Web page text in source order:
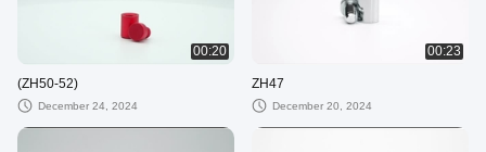
00:20
(ZH50-52)
December 24, 2024
00:23
ZH47
December 20, 2024